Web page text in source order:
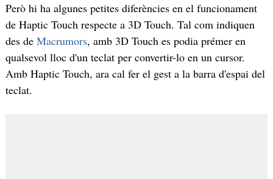
Però hi ha algunes petites diferències en el funcionament
de Haptic Touch respecte a 3D Touch. Tal com indiquen
des de Macrumors, amb 3D Touch es podia prémer en
qualsevol lloc d'un teclat per convertir-lo en un cursor.
Amb Haptic Touch, ara cal fer el gest a la barra d'espai del
teclat.